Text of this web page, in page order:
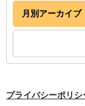
月別アーカイブ
プライバシーポリ